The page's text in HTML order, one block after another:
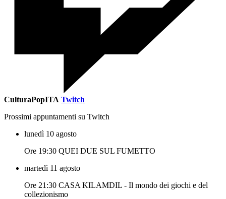
CulturaPopITA Twitch
Prossimi appuntamenti su Twitch
lunedì 10 agosto
Ore 19:30 QUEI DUE SUL FUMETTO
martedì 11 agosto
Ore 21:30 CASA KILAMDIL - Il mondo dei giochi e del
collezionismo